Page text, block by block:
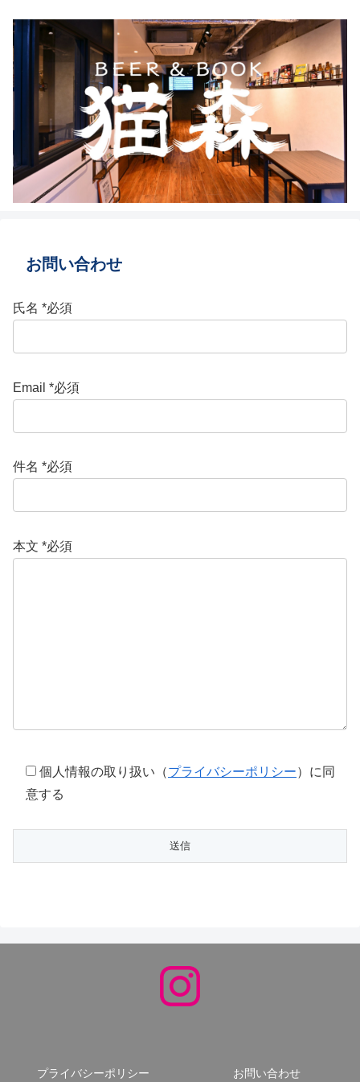
お問い合わせ
氏名 *必須
Email *必須
件名 *必須
本文 *必須
個人情報の取り扱い（プライバシーポリシー）に同
意する
プライバシーポリシー お問い合わせ